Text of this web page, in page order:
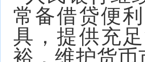
常备借贷便
具，提供充
裕，维护货